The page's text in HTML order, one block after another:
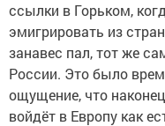
ссылки в Горьком,
эмигрировать из
занавес пал, тот же
России. Это было
ощущение, что
войдёт в Европу как